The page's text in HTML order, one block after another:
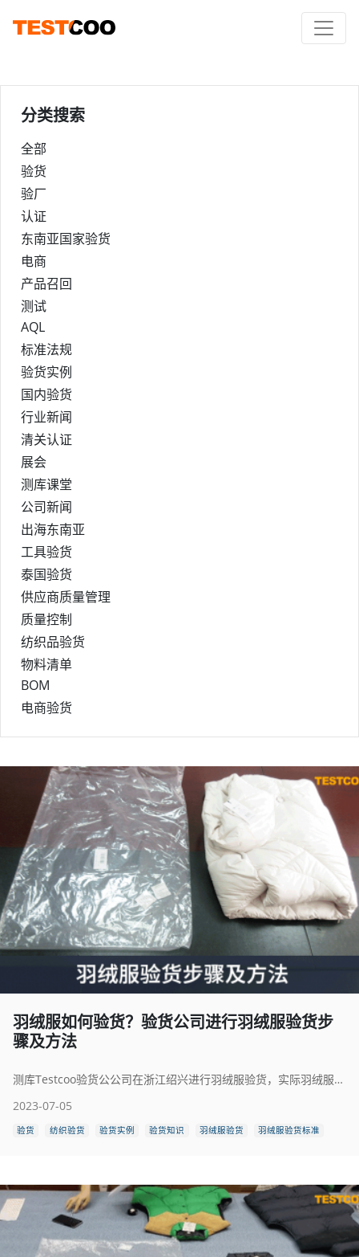
分类搜索
全部
验货
验厂
认证
东南亚国家验货
电商
产品召回
测试
AQL
标准法规
验货实例
国内验货
行业新闻
清关认证
展会
测库课堂
公司新闻
出海东南亚
工具验货
泰国验货
供应商质量管理
质量控制
纺织品验货
物料清单
BOM
电商验货
羽绒服如何验货？验货公司进行羽绒服验货步
骤及方法
测库Testcoo验货公公司在浙江绍兴进行羽绒服验货，实际羽绒服验货出货数量为2500件。
2023-07-05
验货 纺织验货 验货实例 验货知识 羽绒服验货 羽绒服验货标准